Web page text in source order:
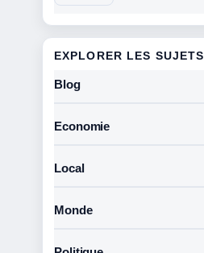
EXPLORER LES SUJETS
Blog
Economie
Local
Monde